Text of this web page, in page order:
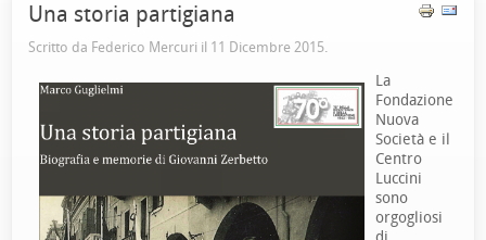
Una storia partigiana
Scritto da Federico Mercuri il 11 Dicembre 2015.
La
Fondazione
Nuova
Società e il
Centro
Luccini
sono
orgogliosi